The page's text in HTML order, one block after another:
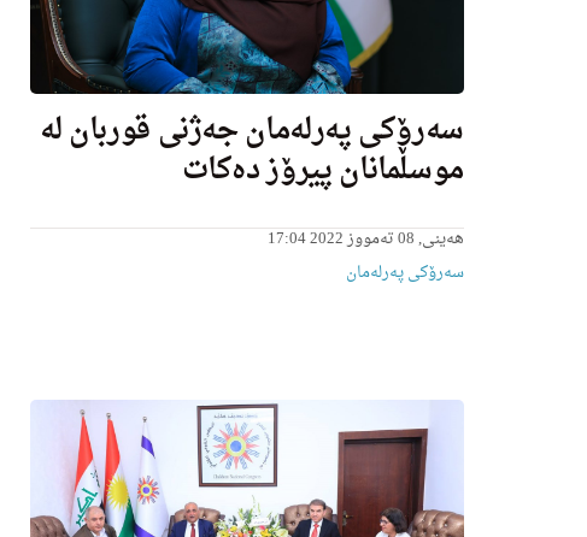
سه‌رۆكی په‌رله‌مان جه‌ژنی قوربان له‌
موسڵمانان پیرۆز ده‌كات
ھەینی, 08 تەمووز 2022 17:04
سەرۆکی پەرلەمان